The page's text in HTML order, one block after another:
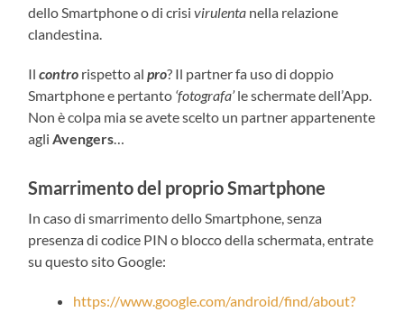
dello Smartphone o di crisivirulenta nella relazione
clandestina.
Ilcontro rispetto alpro? Il partner fa uso di doppio
Smartphone e pertanto ‘fotografa’le schermate dell’App.
Non è colpa mia se avete scelto un partner appartenente
agliAvengers…
Smarrimento del proprio Smartphone
In caso di smarrimento dello Smartphone, senza
presenza di codice PIN o blocco della schermata, entrate
su questo sito Google:
https://www.google.com/android/find/about?